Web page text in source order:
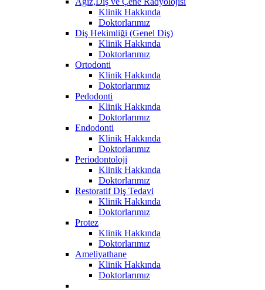
Klinik Hakkında
Doktorlarımız
Diş Hekimliği (Genel Diş)
Klinik Hakkında
Doktorlarımız
Ortodonti
Klinik Hakkında
Doktorlarımız
Pedodonti
Klinik Hakkında
Doktorlarımız
Endodonti
Klinik Hakkında
Doktorlarımız
Periodontoloji
Klinik Hakkında
Doktorlarımız
Restoratif Diş Tedavi
Klinik Hakkında
Doktorlarımız
Protez
Klinik Hakkında
Doktorlarımız
Ameliyathane
Klinik Hakkında
Doktorlarımız